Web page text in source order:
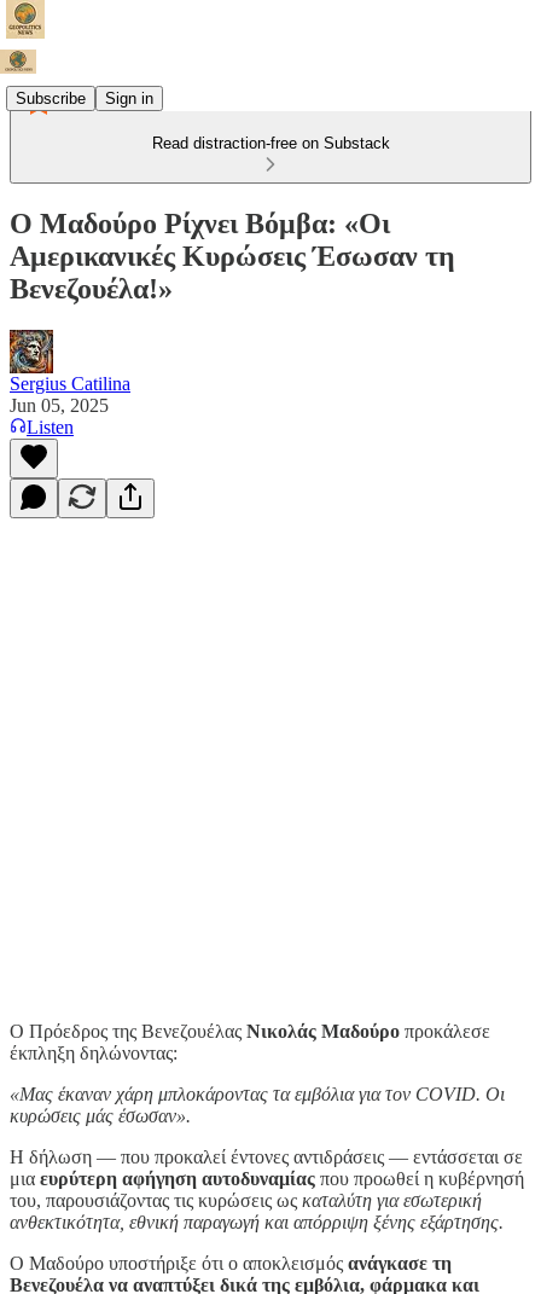
Subscribe Sign in
Read distraction-free on Substack
Ο Μαδούρο Ρίχνει Βόμβα: «Οι
Αμερικανικές Κυρώσεις Έσωσαν τη
Βενεζουέλα!»
Sergius Catilina
Jun 05, 2025
Listen
Ο Πρόεδρος της Βενεζουέλας Νικολάς Μαδούρο προκάλεσε
έκπληξη δηλώνοντας:
«Μας έκαναν χάρη μπλοκάροντας τα εμβόλια για τον COVID. Οι
κυρώσεις μάς έσωσαν».
Η δήλωση — που προκαλεί έντονες αντιδράσεις — εντάσσεται σε
μια ευρύτερη αφήγηση αυτοδυναμίας που προωθεί η κυβέρνησή
του, παρουσιάζοντας τις κυρώσεις ως καταλύτη για εσωτερική
ανθεκτικότητα, εθνική παραγωγή και απόρριψη ξένης εξάρτησης.
Ο Μαδούρο υποστήριξε ότι ο αποκλεισμός ανάγκασε τη
Βενεζουέλα να αναπτύξει δικά της εμβόλια, φάρμακα και